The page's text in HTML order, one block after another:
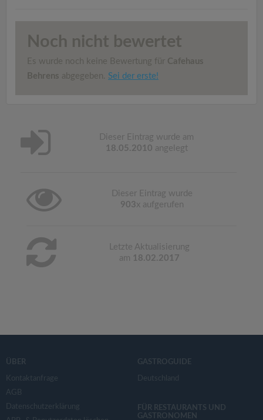
Noch nicht bewertet
Es wurde noch keine Bewertung für Cafehaus
Behrens abgegeben. Sei der erste!
Dieser Eintrag wurde am
18.05.2010 angelegt
Dieser Eintrag wurde
903x aufgerufen
Letzte Aktualisierung
am 18.02.2017
ÜBER
Kontaktanfrage
AGB
Datenschutzerklärung
GASTROGUIDE
Deutschland
FÜR RESTAURANTS UND
GASTRONOMEN